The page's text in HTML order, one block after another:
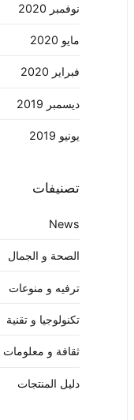
نوفمبر 2020
مايو 2020
فبراير 2020
ديسمبر 2019
يونيو 2019
تصنيفات
News
الصحة و الجمال
ترفيه و منوعات
تكنولوجيا و تقنية
ثقافة و معلومات
دليل المنتجات